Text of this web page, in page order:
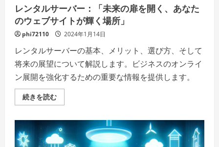
レンタルサーバー：「未来の扉を開く、あなた
のウェブサイトが輝く場所」
phi72110 2024年1月14日
レンタルサーバーの基本、メリット、選び方、そして
将来の展望について解説します。ビジネスのオンライ
ン展開を強化するための重要な情報を提供します。
続きを読むレ
ン
サ
ー
バ
ー：